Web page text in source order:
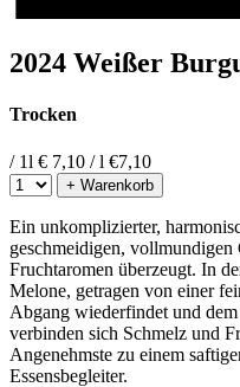
2024 Weißer
Trocken
/ 1l € 7,10 / l €7,10
+ Warenkorb
Ein unkomplizierter,
geschmeidigen,
Fruchtaromen überzeugt. In
Melone, getragen von einer
Abgang wiederfindet und
verbinden sich Schmelz und
Angenehmste zu einem
Essensbegleiter.